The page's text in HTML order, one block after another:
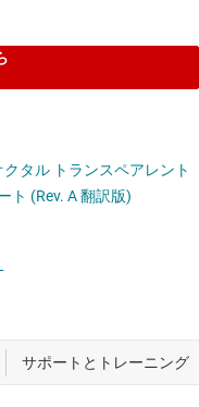
タル トランスペアレント
ト (Rev. A 翻訳版)